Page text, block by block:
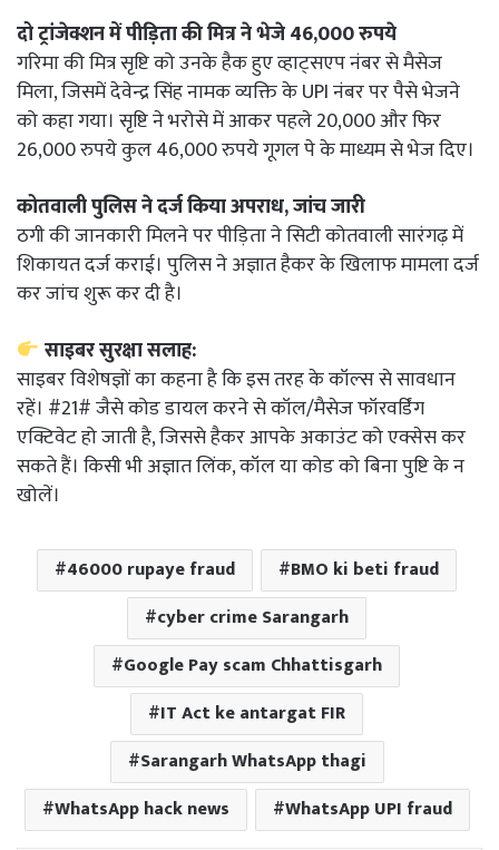
दो ट्रांजेक्शन में पीड़िता की मित्र ने भेजे 46,000 रुपये
गरिमा की मित्र सृष्टि को उनके हैक हुए व्हाट्सएप नंबर से मैसेज
मिला, जिसमें देवेन्द्र सिंह नामक व्यक्ति के UPI नंबर पर पैसे भेजने
को कहा गया। सृष्टि ने भरोसे में आकर पहले 20,000 और फिर
26,000 रुपये कुल 46,000 रुपये गूगल पे के माध्यम से भेज दिए।
कोतवाली पुलिस ने दर्ज किया अपराध, जांच जारी
ठगी की जानकारी मिलने पर पीड़िता ने सिटी कोतवाली सारंगढ़ में
शिकायत दर्ज कराई। पुलिस ने अज्ञात हैकर के खिलाफ मामला दर्ज
कर जांच शुरू कर दी है।
साइबर सुरक्षा सलाह:
साइबर विशेषज्ञों का कहना है कि इस तरह के कॉल्स से सावधान
रहें। #21# जैसे कोड डायल करने से कॉल/मैसेज फॉरवर्डिंग
एक्टिवेट हो जाती है, जिससे हैकर आपके अकाउंट को एक्सेस कर
सकते हैं। किसी भी अज्ञात लिंक, कॉल या कोड को बिना पुष्टि के न
खोलें।
46000 rupaye fraud
BMO ki beti fraud
cyber crime Sarangarh
Google Pay scam Chhattisgarh
IT Act ke antargat FIR
Sarangarh WhatsApp thagi
WhatsApp hack news
WhatsApp UPI fraud